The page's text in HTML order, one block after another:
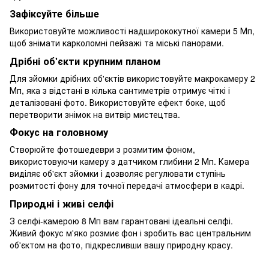
Зафіксуйте більше
Використовуйте можливості надширококутної камери 5 Мп,
щоб знімати карколомні пейзажі та міські панорами.
Дрібні об'єкти крупним планом
Для зйомки дрібних об'єктів використовуйте макрокамеру 2
Мп, яка з відстані в кілька сантиметрів отримує чіткі і
деталізовані фото. Використовуйте ефект боке, щоб
перетворити знімок на витвір мистецтва.
Фокус на головному
Створюйте фотошедеври з розмитим фоном,
використовуючи камеру з датчиком глибини 2 Мп. Камера
виділяє об'єкт зйомки і дозволяє регулювати ступінь
розмитості фону для точної передачі атмосфери в кадрі.
Природні і живі селфі
З селфі-камерою 8 Мп вам гарантовані ідеальні селфі.
Живий фокус м'яко розмиє фон і зробить вас центральним
об'єктом на фото, підкресливши вашу природну красу.